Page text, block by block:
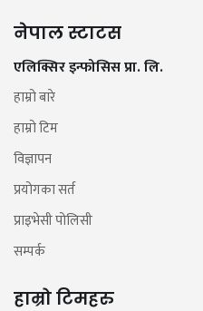
नेपाल स्टाटस
एलिक्सिर इन्फोसिस प्रा. लि.
हाम्रो बारे
हाम्रो टिम
विज्ञापन
प्रयोगका सर्त
प्राइभेसी पोलिसी
सम्पर्क
हाम्रो टिमहरु